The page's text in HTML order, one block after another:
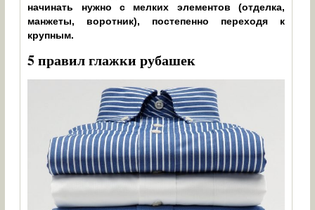
начинать нужно с мелких элементов (отделка,
манжеты, воротник), постепенно переходя к
крупным.
5 правил глажки рубашек